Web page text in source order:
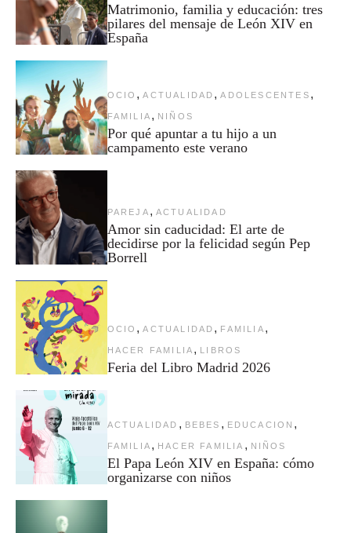
Matrimonio, familia y educación: tres
pilares del mensaje de León XIV en
España
OCIO , ACTUALIDAD , ADOLESCENTES ,
FAMILIA , NIÑOS
Por qué apuntar a tu hijo a un
campamento este verano
PAREJA , ACTUALIDAD
Amor sin caducidad: El arte de
decidirse por la felicidad según Pep
Borrell
OCIO , ACTUALIDAD , FAMILIA ,
HACER FAMILIA , LIBROS
Feria del Libro Madrid 2026
ACTUALIDAD , BEBES , EDUCACION ,
FAMILIA , HACER FAMILIA , NIÑOS
El Papa León XIV en España: cómo
organizarse con niños